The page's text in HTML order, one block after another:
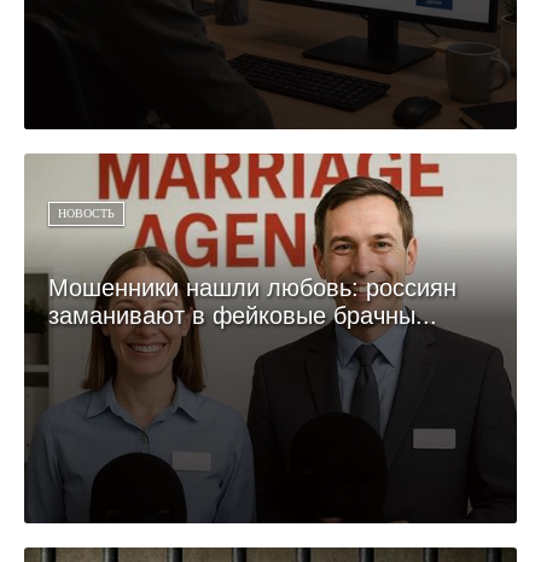
НОВОСТЬ
Мошенники нашли любовь: россиян
заманивают в фейковые брачны...